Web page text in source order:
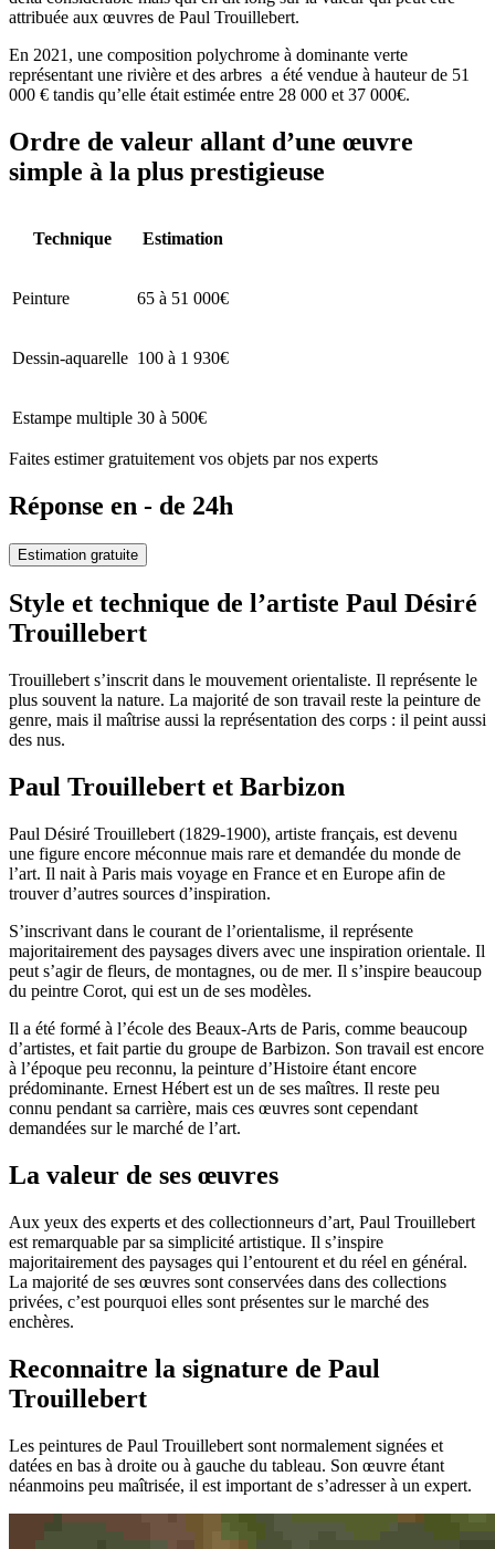
attribuée aux œuvres de Paul Trouillebert.
En 2021, une composition polychrome à dominante verte
représentant une rivière et des arbres a été vendue à hauteur de 51
000 € tandis qu’elle était estimée entre 28 000 et 37 000€.
Ordre de valeur allant d’une œuvre
simple à la plus prestigieuse
Technique Estimation
Peinture 65 à 51 000€
Dessin-aquarelle 100 à 1 930€
Estampe multiple 30 à 500€
Faites estimer gratuitement vos objets par nos experts
Réponse en - de 24h
Estimation gratuite
Style et technique de l’artiste Paul Désiré
Trouillebert
Trouillebert s’inscrit dans le mouvement orientaliste. Il représente le
plus souvent la nature. La majorité de son travail reste la peinture de
genre, mais il maîtrise aussi la représentation des corps : il peint aussi
des nus.
Paul Trouillebert et Barbizon
Paul Désiré Trouillebert (1829-1900), artiste français, est devenu
une figure encore méconnue mais rare et demandée du monde de
l’art. Il nait à Paris mais voyage en France et en Europe afin de
trouver d’autres sources d’inspiration.
S’inscrivant dans le courant de l’orientalisme, il représente
majoritairement des paysages divers avec une inspiration orientale. Il
peut s’agir de fleurs, de montagnes, ou de mer. Il s’inspire beaucoup
du peintre Corot, qui est un de ses modèles.
Il a été formé à l’école des Beaux-Arts de Paris, comme beaucoup
d’artistes, et fait partie du groupe de Barbizon. Son travail est encore
à l’époque peu reconnu, la peinture d’Histoire étant encore
prédominante. Ernest Hébert est un de ses maîtres. Il reste peu
connu pendant sa carrière, mais ces œuvres sont cependant
demandées sur le marché de l’art.
La valeur de ses œuvres
Aux yeux des experts et des collectionneurs d’art, Paul Trouillebert
est remarquable par sa simplicité artistique. Il s’inspire
majoritairement des paysages qui l’entourent et du réel en général.
La majorité de ses œuvres sont conservées dans des collections
privées, c’est pourquoi elles sont présentes sur le marché des
enchères.
Reconnaitre la signature de Paul
Trouillebert
Les peintures de Paul Trouillebert sont normalement signées et
datées en bas à droite ou à gauche du tableau. Son œuvre étant
néanmoins peu maîtrisée, il est important de s’adresser à un expert.